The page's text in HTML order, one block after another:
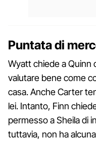
Puntata di
Wyatt chiede a Quinn
valutare bene come
casa. Anche Carter
lei. Intanto, Finn
permesso a Sheila di
tuttavia, non ha